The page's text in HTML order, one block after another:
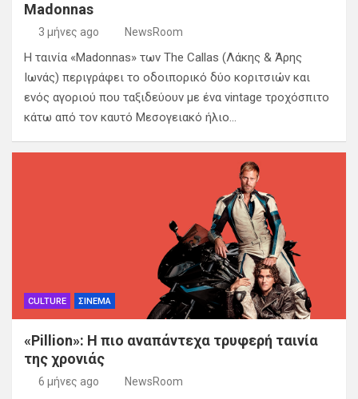
Madonnas
3 μήνες ago NewsRoom
H ταινία «Madonnas» των The Callas (Λάκης & Άρης
Ιωνάς) περιγράφει το οδοιπορικό δύο κοριτσιών και
ενός αγοριού που ταξιδεύουν με ένα vintage τροχόσπιτο
κάτω από τον καυτό Μεσογειακό ήλιο…
CULTURE ΣΙΝΕΜΑ
«Pillion»: Η πιο αναπάντεχα τρυφερή ταινία
της χρονιάς
6 μήνες ago NewsRoom